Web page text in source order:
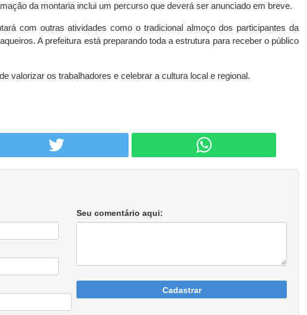
da montaria inclui um percurso que deverá ser anunciado em breve.
com outras atividades como o tradicional almoço dos participantes da
A prefeitura está preparando toda a estrutura para receber o público
valorizar os trabalhadores e celebrar a cultura local e regional.
Seu comentário aqui:
Cadastrar